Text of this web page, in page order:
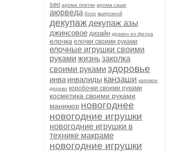
seo арома плитки арома саше
аюрведа бохо выпускной
декупаждекупаж азы
джинсовое дизайн дракон из фетра
елочка елочки своими руками
елочные игрушки своими
руками жизньзаколка
своими руками здоровье
инва инвалиды канзаши каповое
дерево коробочки своими руками
косметика своими руками
маникюр новогоднее
новогодние игрушки
новогодние игрушки в
технике макраме
новогодние игрушки